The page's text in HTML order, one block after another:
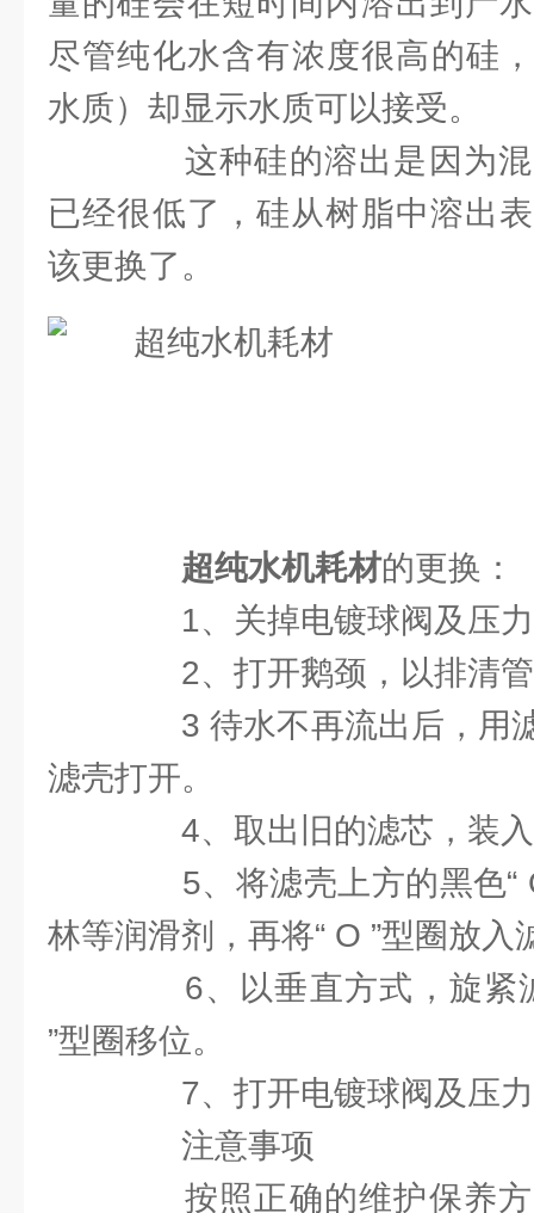
尽管纯化水含有浓度很高的硅
水质）却显示水质可以接受。
这种硅的溶出是因为混
已经很低了，硅从树脂中溶出
该更换了。
超纯水机耗材的更换：
1、关掉电镀球阀及压力
2、打开鹅颈，以排清管
3 待水不再流出后，用
滤壳打开。
4、取出旧的滤芯，装入
5、将滤壳上方的黑色“
林等润滑剂，再将“ O ”型圈放入
6、以垂直方式，旋紧
”型圈移位。
7、打开电镀球阀及压力
注意事项
按照正确的维护保养方